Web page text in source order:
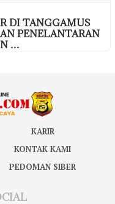
DI TANGGAMUS
PENELANTARAN
…
KARIR
KONTAK KAMI
PEDOMAN SIBER